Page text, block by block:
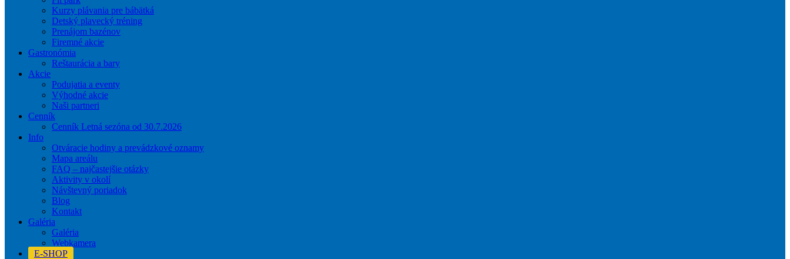
Kurzy plávania pre bábätká
Detský plavecký tréning
Prenájom bazénov
Firemné akcie
Gastronómia
Reštaurácia a bary
Akcie
Podujatia a eventy
Výhodné akcie
Naši partneri
Cenník
Cenník Letná sezóna od 30.7.2026
Info
Otváracie hodiny a prevádzkové oznamy
Mapa areálu
FAQ – najčastejšie otázky
Aktivity v okolí
Návštevný poriadok
Blog
Kontakt
Galéria
Galéria
Webkamera
E-SHOP